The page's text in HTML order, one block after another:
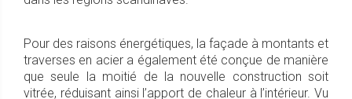
Pour des raisons énergétiques, la façade à montants et
traverses en acier a également été conçue de manière
que seule la moitié de la nouvelle construction soit
vitrée, réduisant ainsi l’apport de chaleur à l’intérieur. Vu